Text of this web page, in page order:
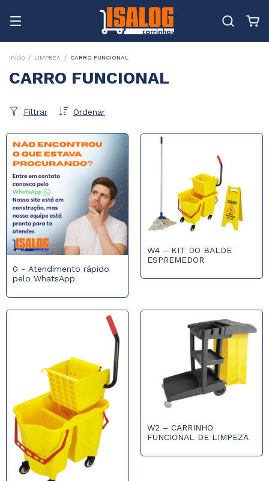
Início / LIMPEZA / CARRO FUNCIONAL
CARRO FUNCIONAL
Ordenar
Filtrar
0 - Atendimento rápido
pelo WhatsApp
W4 – KIT DO BALDE
ESPREMEDOR
W2 – CARRINHO
FUNCIONAL DE LIMPEZA